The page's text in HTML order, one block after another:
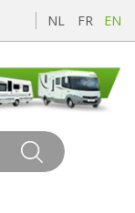
NL FR EN